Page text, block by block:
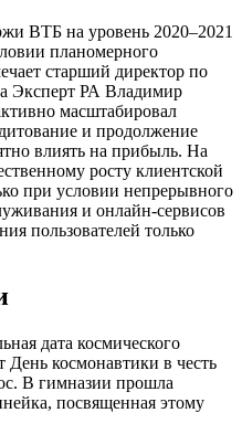
ВТБ на уровень 2020–2021
планомерного
старший директор по
Эксперт РА Владимир
масштабировал
и продолжение
влиять на прибыль. На
росту клиентской
при условии непрерывного
и онлайн-сервисов
пользователей только
дата космического
День космонавтики в честь
В гимназии прошла
посвященная этому